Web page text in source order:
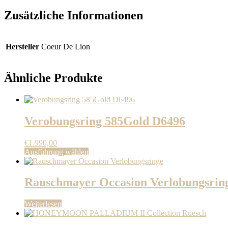
Zusätzliche Informationen
Hersteller Coeur De Lion
Ähnliche Produkte
Verobungsring 585Gold D6496
€1.990,00
Ausführung wählen
Produkt
mehrere
Varianten
Optionen
Rauschmayer Occasion
Weiterlesen